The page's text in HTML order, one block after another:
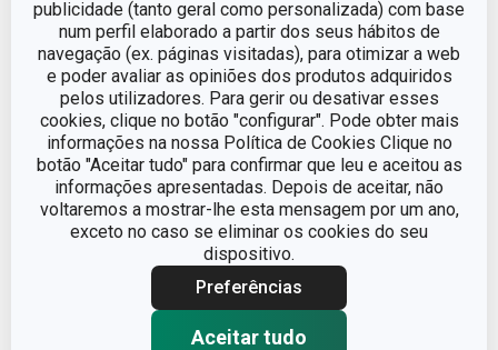
publicidade (tanto geral como personalizada) com base
num perfil elaborado a partir dos seus hábitos de
navegação (ex. páginas visitadas), para otimizar a web
e poder avaliar as opiniões dos produtos adquiridos
pelos utilizadores. Para gerir ou desativar esses
cookies, clique no botão "configurar". Pode obter mais
informações na nossa Política de Cookies Clique no
botão "Aceitar tudo" para confirmar que leu e aceitou as
informações apresentadas. Depois de aceitar, não
voltaremos a mostrar-lhe esta mensagem por um ano,
exceto no caso se eliminar os cookies do seu
dispositivo.
Preferências
Aceitar tudo
COMPRIMENTO DA LÂMINA (CM) 12
Outros parâmetros
CATEGORIA facas